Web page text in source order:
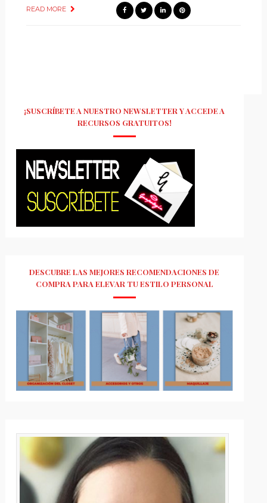
READ MORE
¡SUSCRÍBETE A NUESTRO NEWSLETTER Y ACCEDE A
RECURSOS GRATUITOS!
DESCUBRE LAS MEJORES RECOMENDACIONES DE
COMPRA PARA ELEVAR TU ESTILO PERSONAL